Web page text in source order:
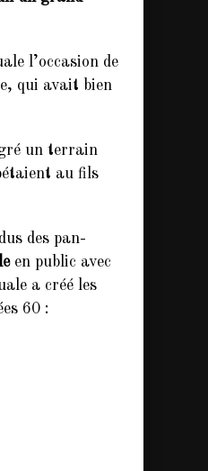
l’occasion de
qui avait bien
un terrain
au fils
des pan-
en public avec
a créé les
60 :